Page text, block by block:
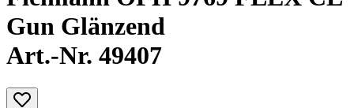
Gun Glänzend
Art.-Nr. 49407